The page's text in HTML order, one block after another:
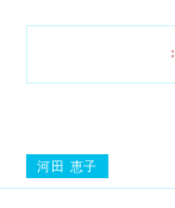
河田 恵子